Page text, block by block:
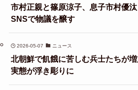
市村正親と篠原涼子、息子市村優
SNSで物議を醸す
2026-05-07 ニュース
北朝鮮で飢餓に苦しむ兵士たちが
実態が浮き彫りに